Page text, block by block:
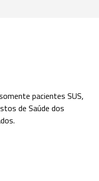
pacientes SUS,
de Saúde dos